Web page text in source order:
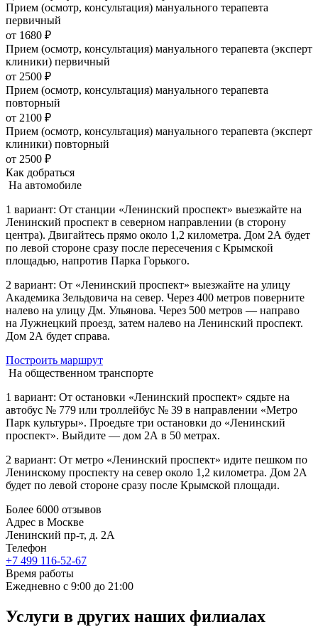
Прием (осмотр, консультация) мануального терапевта
первичный
от 1680 ₽
Прием (осмотр, консультация) мануального терапевта (эксперт
клиники) первичный
от 2500 ₽
Прием (осмотр, консультация) мануального терапевта
повторный
от 2100 ₽
Прием (осмотр, консультация) мануального терапевта (эксперт
клиники) повторный
от 2500 ₽
Как добраться
На автомобиле
1 вариант: От станции «Ленинский проспект» выезжайте на
Ленинский проспект в северном направлении (в сторону
центра). Двигайтесь прямо около 1,2 километра. Дом 2А будет
по левой стороне сразу после пересечения с Крымской
площадью, напротив Парка Горького.
2 вариант: От «Ленинский проспект» выезжайте на улицу
Академика Зельдовича на север. Через 400 метров поверните
налево на улицу Дм. Ульянова. Через 500 метров — направо
на Лужнецкий проезд, затем налево на Ленинский проспект.
Дом 2А будет справа.
Построить маршрут
На общественном транспорте
1 вариант: От остановки «Ленинский проспект» сядьте на
автобус № 779 или троллейбус № 39 в направлении «Метро
Парк культуры». Проедьте три остановки до «Ленинский
проспект». Выйдите — дом 2А в 50 метрах.
2 вариант: От метро «Ленинский проспект» идите пешком по
Ленинскому проспекту на север около 1,2 километра. Дом 2А
будет по левой стороне сразу после Крымской площади.
Более 6000 отзывов
Адрес в Москве
Ленинский пр-т, д. 2А
Телефон
+7 499 116-52-67
Время работы
Ежедневно с 9:00 до 21:00
Услуги в других наших филиалах